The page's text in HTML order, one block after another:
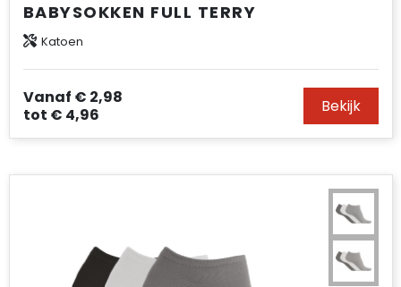
BABYSOKKEN FULL TERRY
Katoen
Vanaf € 2,98
tot € 4,96 Bekijk